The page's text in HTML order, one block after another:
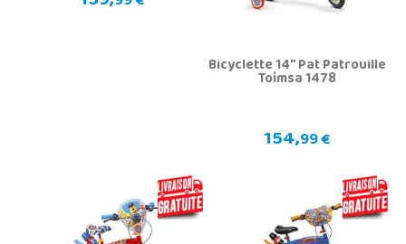
Bicyclette 14" Pat Patrouille
Toimsa 1478
154,99 €